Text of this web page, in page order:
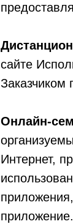
сайте
Заказчиком
Онлайн-
Интернет,
приложение.